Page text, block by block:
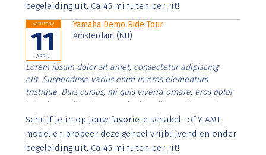
begeleiding uit. Ca 45 minuten per rit!
Saturday
11
APRIL
Yamaha Demo Ride Tour
Amsterdam (NH)
Lorem ipsum dolor sit amet, consectetur adipiscing
elit. Suspendisse varius enim in eros elementum
tristique. Duis cursus, mi quis viverra ornare, eros dolor
interdum nulla, ut commodo diam libero vitae erat.
Aenean faucibus nibh et justo cursus id rutrum lorem
imperdiet. Nunc ut sem vitae risus tristique posuere.
Schrijf je in op jouw favoriete schakel- of Y-AMT
model en probeer deze geheel vrijblijvend en onder
begeleiding uit. Ca 45 minuten per rit!